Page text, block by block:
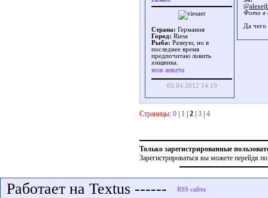
Страна: Германия
Город: Riesa
Рыба: Разную, но в
последнее время
предпочитаю ловить
хищника.
моя анкета
05.04.2012 14:19
Фото в
Да чего
Страницы: 0 | 1 | 2 | 3 | 4
Только зарегистрированные
Зарегистрироваться вы можете перейдя
Работает на Textus ------